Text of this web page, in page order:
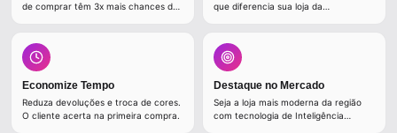
de comprar têm 3x mais chances de
que diferencia sua loja da
Economize Tempo
Reduza devoluções e troca de cores.
O cliente acerta na primeira compra.
Destaque no Mercado
Seja a loja mais moderna da região
com tecnologia de Inteligência